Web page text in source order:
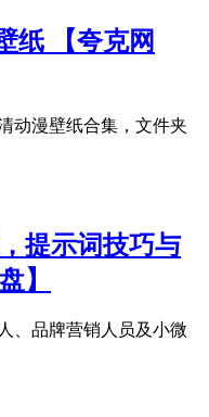
纸 【夸克网
动漫壁纸合集，文件夹
提示词技巧与
】
、品牌营销人员及小微